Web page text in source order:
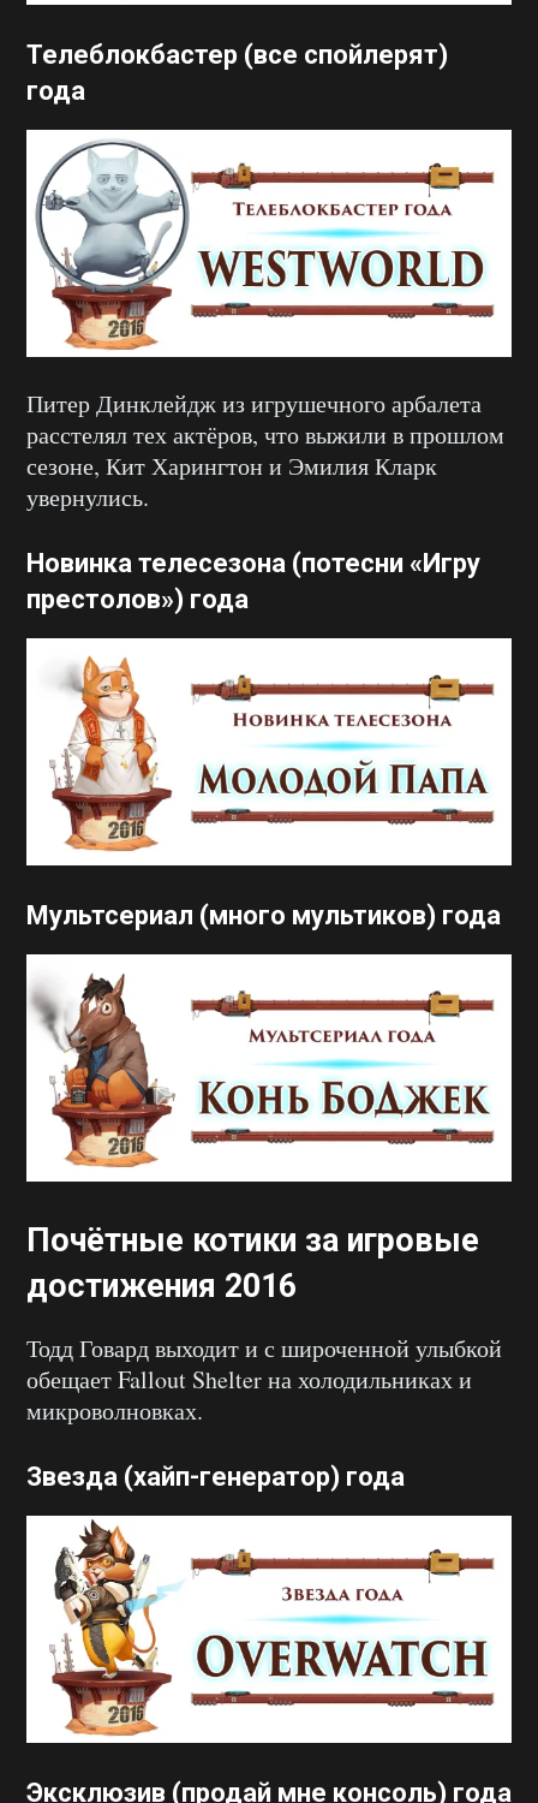
Телеблокбастер (все спойлерят)
года
Питер Динклейдж из игрушечного арбалета
расстелял тех актёров, что выжили в прошлом
сезоне, Кит Харингтон и Эмилия Кларк
увернулись.
Новинка телесезона (потесни «Игру
престолов») года
Мультсериал (много мультиков) года
Почётные котики за игровые
достижения 2016
Тодд Говард выходит и с широченной улыбкой
обещает Fallout Shelter на холодильниках и
микроволновках.
Звезда (хайп-генератор) года
Эксклюзив (продай мне консоль) года